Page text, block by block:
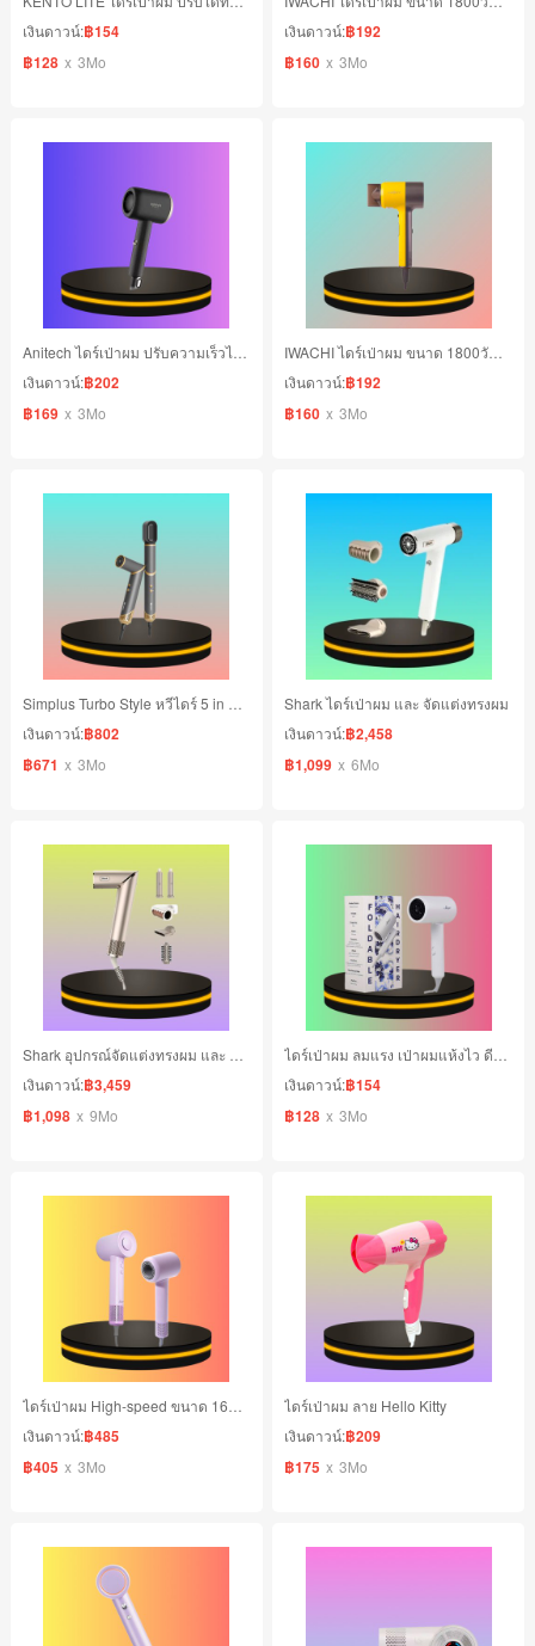
เงินดาวน์:฿154
฿128 x 3Mo
เงินดาวน์:฿192
฿160 x 3Mo
Anitech ไดร์เป่าผม ปรับความเร็วได้ 2 ระดับ
เงินดาวน์:฿202
฿169 x 3Mo
เงินดาวน์:฿192
฿160 x 3Mo
เงินดาวน์:฿802
฿671 x 3Mo
Shark ไดร์เป่าผม และ จัดแต่งทรงผม
เงินดาวน์:฿2,458
฿1,099 x 6Mo
เงินดาวน์:฿3,459
฿1,098 x 9Mo
เงินดาวน์:฿154
฿128 x 3Mo
เงินดาวน์:฿485
฿405 x 3Mo
ไดร์เป่าผม ลาย Hello Kitty
เงินดาวน์:฿209
฿175 x 3Mo